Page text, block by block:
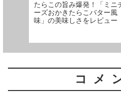
たらこの旨み爆発！「ミニ
ーズおかきたらこバター風
味」の美味しさをレビュー
コメ